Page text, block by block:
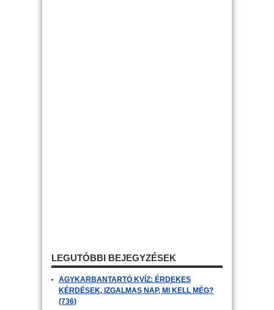
LEGUTÓBBI BEJEGYZÉSEK
AGYKARBANTARTÓ KVÍZ: ÉRDEKES
KÉRDÉSEK, IZGALMAS NAP, MI KELL MÉG?
(736)